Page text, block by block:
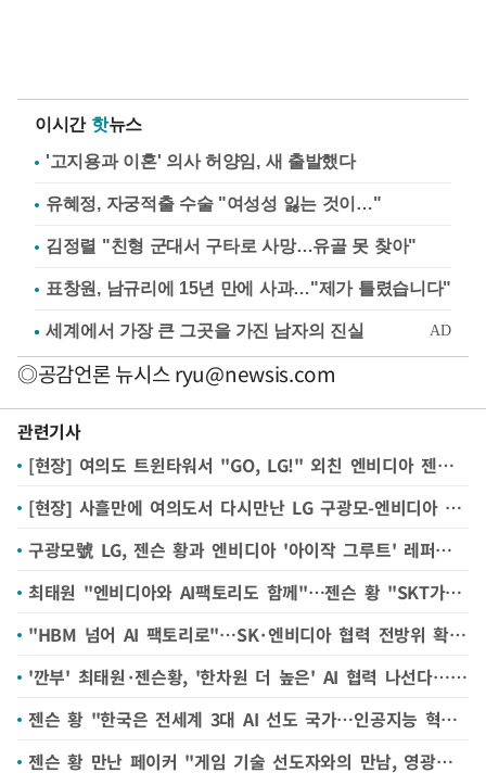
이시간 핫뉴스
'고지용과 이혼' 의사 허양임, 새 출발했다
유혜정, 자궁적출 수술 "여성성 잃는 것이…"
김정렬 "친형 군대서 구타로 사망…유골 못 찾아"
표창원, 남규리에 15년 만에 사과…"제가 틀렸습니다"
◎공감언론 뉴시스ryu@newsis.com
관련기사
[현장] 여의도 트윈타워서 "GO, LG!" 외친 엔비디아 젠슨 황 '로보틱스·AI' 협력 강화
[현장] 사흘만에 여의도서 다시만난 LG 구광모-엔비디아 젠슨 황 "피지컬 AI 협력"
구광모號 LG, 젠슨 황과 엔비디아 '아이작 그루트' 레퍼런스 로봇 공동 개발
최태원 "엔비디아와 AI팩토리도 함께"…젠슨 황 "SKT가 핵심 역할"
"HBM 넘어 AI 팩토리로"…SK·엔비디아 협력 전방위 확대한다
'깐부' 최태원·젠슨황, '한차원 더 높은' AI 협력 나선다…"연구개발까지 공유"
젠슨 황 "한국은 전세계 3대 AI 선도 국가…인공지능 혁명서 중요 위치"
젠슨 황 만난 페이커 "게임 기술 선도자와의 만남, 영광이었다"